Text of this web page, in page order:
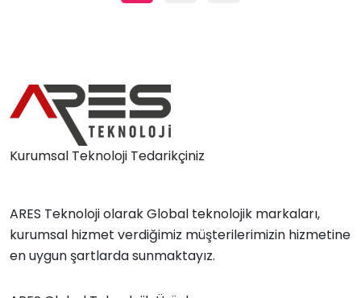
Kurumsal Teknoloji Tedarikçiniz
ARES Teknoloji olarak Global teknolojik markaları,
kurumsal hizmet verdiğimiz müşterilerimizin hizmetine
en uygun şartlarda sunmaktayız.